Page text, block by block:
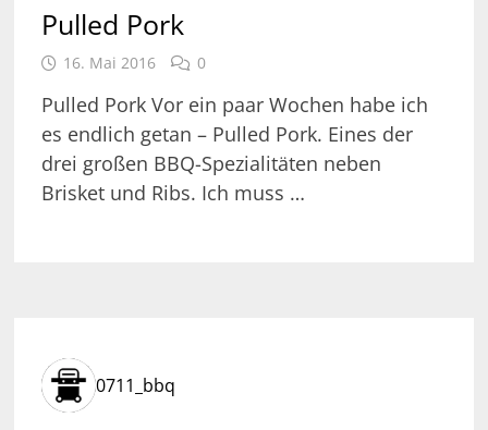
Pulled Pork
16. Mai 2016 0
Pulled Pork Vor ein paar Wochen habe ich
es endlich getan – Pulled Pork. Eines der
drei großen BBQ-Spezialitäten neben
Brisket und Ribs. Ich muss …
0711_bbq